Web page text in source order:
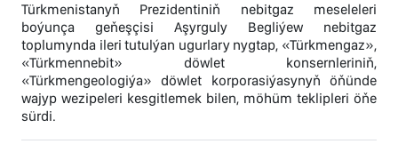
Türkmenistanyň Prezidentiniň nebitgaz meseleleri
boýunça geňeşçisi Aşyrguly Begliýew nebitgaz
toplumynda ileri tutulýan ugurlary nygtap, «Türkmengaz»,
«Türkmennebit» döwlet konsernleriniň,
«Türkmengeologiýa» döwlet korporasiýasynyň öňünde
wajyp wezipeleri kesgitlemek bilen, möhüm teklipleri öňe
sürdi.